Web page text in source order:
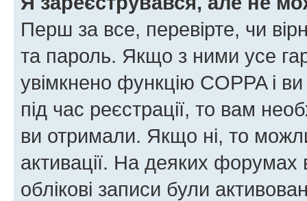
Перш за все, перевірте, чи
та пароль. Якщо з ними усе
увімкнено функцію COPPA і
під час реєстрації, то вам
ви отримали. Якщо ні, то
активації. На деяких форумах
облікові записи були